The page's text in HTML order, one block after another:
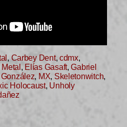
, Carbey Dent, cdmx,
, Elías Gasaft,Gabriel
, MX, Skeletonwitch,
Holocaust, Unholy